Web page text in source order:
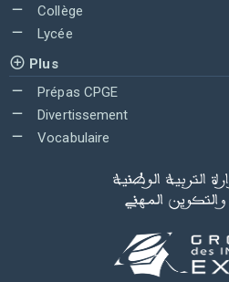
Collège
Lycée
Plus
Prépas CPGE
Divertissement
Vocabulaire